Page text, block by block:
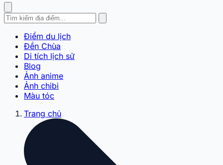
Điểm du lịch
Đền Chùa
Di tích lịch sử
Blog
Ảnh anime
Ảnh chibi
Màu tóc
Trang chủ